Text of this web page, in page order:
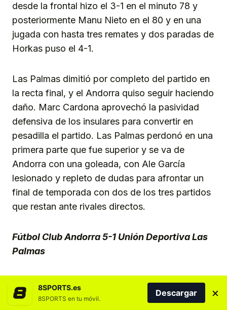
desde la frontal hizo el 3-1 en el minuto 78 y
posteriormente Manu Nieto en el 80 y en una
jugada con hasta tres remates y dos paradas de
Horkas puso el 4-1.
Las Palmas dimitió por completo del partido en
la recta final, y el Andorra quiso seguir haciendo
daño. Marc Cardona aprovechó la pasividad
defensiva de los insulares para convertir en
pesadilla el partido. Las Palmas perdonó en una
primera parte que fue superior y se va de
Andorra con una goleada, con Ale García
lesionado y repleto de dudas para afrontar un
final de temporada con dos de los tres partidos
que restan ante rivales directos.
Fútbol Club Andorra 5-1 Unión Deportiva Las
Palmas
Andorra
: Owono; Petxarroman, Marc
Bombardó, Diego Alende (Gael Alonso, min 82),
8SPORTS.es
8SPORTS en tu móvil.
Descargar ×